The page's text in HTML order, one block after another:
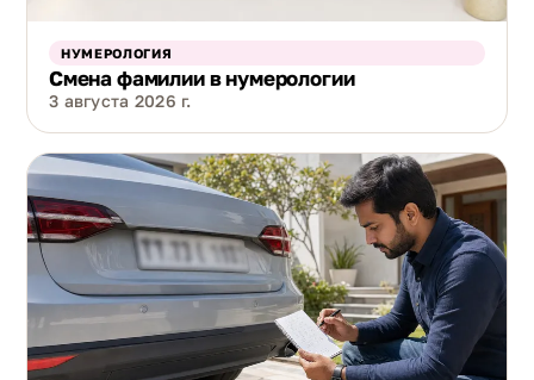
НУМЕРОЛОГИЯ
Смена фамилии в нумерологии
3 августа 2026 г.